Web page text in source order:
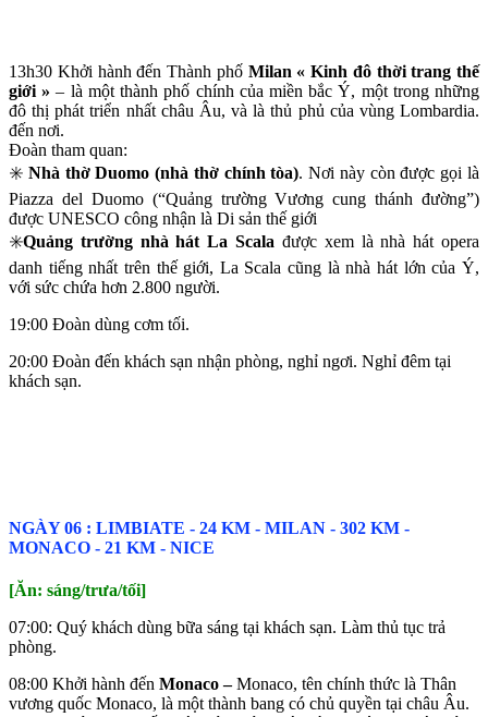
13h30 Khởi hành đến Thành phố Milan « Kinh đô thời trang thế
giới » – là một thành phố chính của miền bắc Ý, một trong những
đô thị phát triển nhất châu Âu, và là thủ phủ của vùng Lombardia.
đến nơi.
Đoàn tham quan:
✳️ Nhà thờ Duomo (nhà thờ chính tòa). Nơi này còn được gọi là
Piazza del Duomo (“Quảng trường Vương cung thánh đường”)
được UNESCO công nhận là Di sản thế giới
✳️Quảng trường nhà hát La Scala được xem là nhà hát opera
danh tiếng nhất trên thế giới, La Scala cũng là nhà hát lớn của Ý,
với sức chứa hơn 2.800 người.
19:00 Đoàn dùng cơm tối.
20:00 Đoàn đến khách sạn nhận phòng, nghỉ ngơi. Nghỉ đêm tại
khách sạn.
NGÀY 06 : LIMBIATE ‐ 24 KM ‐ MILAN ‐ 302 KM ‐
MONACO ‐ 21 KM ‐ NICE
[Ăn: sáng/trưa/tối]
07:00: Quý khách dùng bữa sáng tại khách sạn. Làm thủ tục trả
phòng.
08:00 Khởi hành đến Monaco –Monaco, tên chính thức là Thân
vương quốc Monaco, là một thành bang có chủ quyền tại châu Âu.